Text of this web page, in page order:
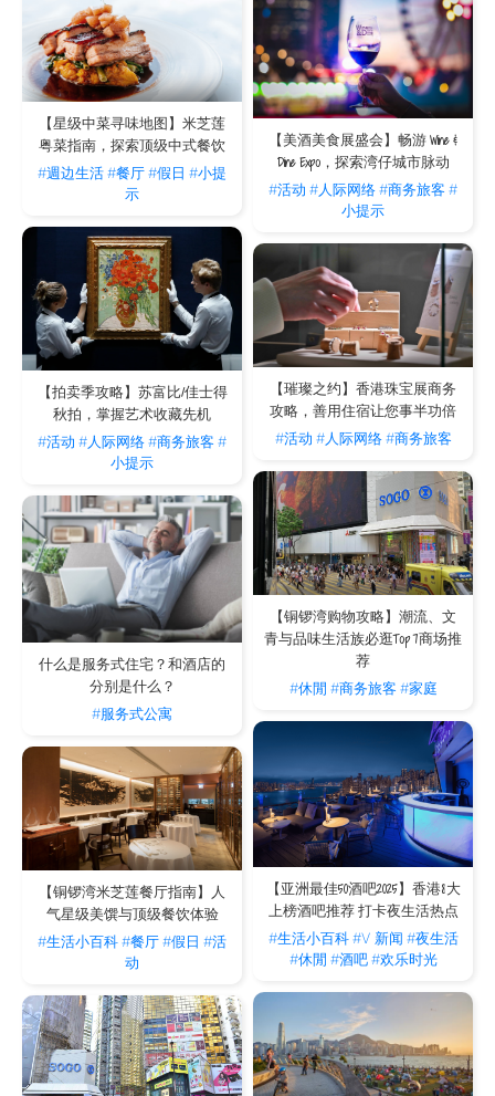
【星级中菜寻味地图】米芝莲
粤菜指南，探索顶级中式餐饮
#週边生活#餐厅#假日 #小提
示
【美酒美食展盛会】畅游 Wine &
Dine Expo，探索湾仔城市脉动
#活动 #人际网络#商务旅客 #
小提示
【拍卖季攻略】苏富比/佳士得
秋拍，掌握艺术收藏先机
#活动 #人际网络#商务旅客 #
小提示
【璀璨之约】香港珠宝展商务
攻略，善用住宿让您事半功倍
#活动 #人际网络 #商务旅客
【铜锣湾购物攻略】潮流、文
青与品味生活族必逛Top 7商场推
荐
#休閒 #商务旅客 #家庭
什么是服务式住宅？和酒店的
分别是什么？
#服务式公寓
【亚洲最佳50酒吧2025】香港8大
上榜酒吧推荐 打卡夜生活热点
#生活小百科 #V 新闻 #夜生活
#休閒 #酒吧 #欢乐时光
【铜锣湾米芝莲餐厅指南】人
气星级美馔与顶级餐饮体验
#生活小百科#餐厅#假日 #活
动